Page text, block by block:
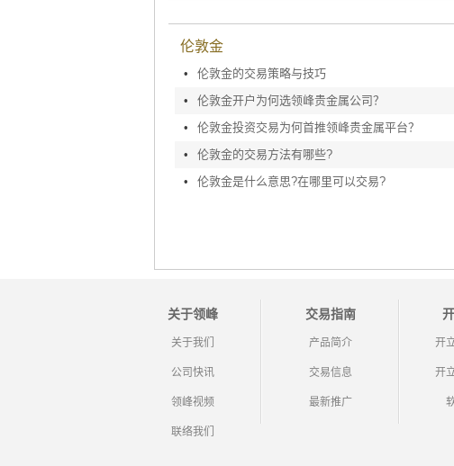
伦敦金
•
伦敦金的交易策略与技巧
•
伦敦金开户为何选领峰贵金属公司？
•
伦敦金投资交易为何首推领峰贵金属平台？
•
伦敦金的交易方法有哪些?
•
伦敦金是什么意思?在哪里可以交易?
关于领峰
关于我们
公司快讯
领峰视频
联络我们
交易指南
产品简介
交易信息
最新推广
开
开